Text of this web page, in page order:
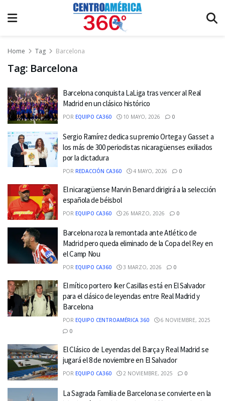
Home Tag Barcelona
Tag: Barcelona
Barcelona conquista LaLiga tras vencer al Real
Madrid en un clásico histórico
POR EQUIPO CA360 10 MAYO, 2026 0
Sergio Ramírez dedica su premio Ortega y Gasset a
los más de 300 periodistas nicaragüenses exiliados
por la dictadura
POR REDACCIÓN CA360 4 MAYO, 2026 0
El nicaragüense Marvin Benard dirigirá a la selección
española de béisbol
POR EQUIPO CA360 26 MARZO, 2026 0
Barcelona roza la remontada ante Atlético de
Madrid pero queda eliminado de la Copa del Rey en
el Camp Nou
POR EQUIPO CA360 3 MARZO, 2026 0
El mítico portero Iker Casillas está en El Salvador
para el clásico de leyendas entre Real Madrid y
Barcelona
POR EQUIPO CENTROAMÉRICA 360
6 NOVIEMBRE, 2025
0
El Clásico de Leyendas del Barça y Real Madrid se
jugará el 8 de noviembre en El Salvador
POR EQUIPO CA360 2 NOVIEMBRE, 2025 0
La Sagrada Familia de Barcelona se convierte en la